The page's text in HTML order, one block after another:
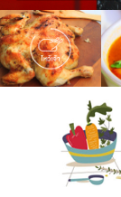
สารพันก้นค
เคล็ดลับน่
เปรียบเ
เปรียบเ
เปรียบเ
FoodPedia
สร้าง